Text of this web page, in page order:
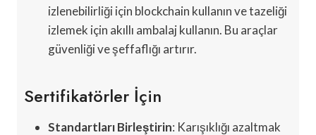
izlenebilirliği için blockchain kullanın ve tazeliği
izlemek için akıllı ambalaj kullanın. Bu araçlar
güvenliği ve şeffaflığı artırır.
Sertifikatörler İçin
Standartları Birleştirin: Karışıklığı azaltmak